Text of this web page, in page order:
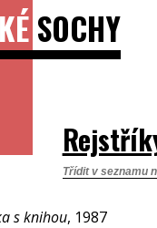
SOCHY
s knihou, 1987